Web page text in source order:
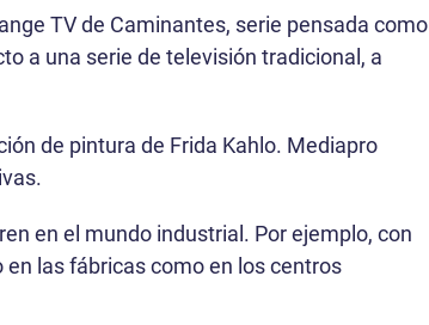
TV de Caminantes, serie pensada como
a una serie de televisión tradicional, a
de pintura de Frida Kahlo. Mediapro
en el mundo industrial. Por ejemplo, con
las fábricas como en los centros